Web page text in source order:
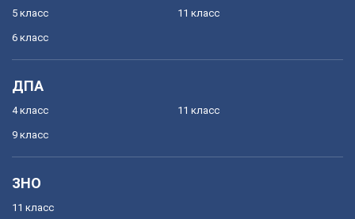
5 класс
6 класс
11 класс
ДПА
4 класс
9 класс
11 класс
ЗНО
11 класс